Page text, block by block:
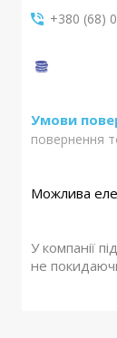
+380 (68)
повернення
У компанії
не